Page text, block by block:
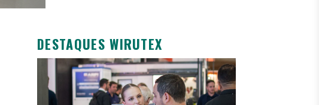
DESTAQUES WIRUTEX